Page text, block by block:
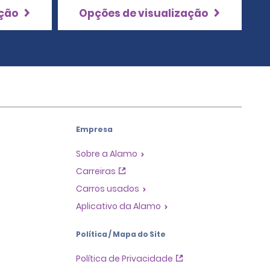
Opções de visualização
Empresa
Sobre a Alamo
Carreiras
Carros usados
Aplicativo da Alamo
Política / Mapa do Site
Política de Privacidade